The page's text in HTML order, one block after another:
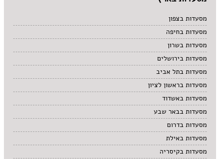
מסעדות בצפון
מסעדות בחיפה
מסעדות בשרון
מסעדות בירושלים
מסעדות בתל אביב
מסעדות בראשון לציון
מסעדות באשדוד
מסעדות בבאר שבע
מסעדות בדרום
מסעדות באילת
מסעדות בקיסריה